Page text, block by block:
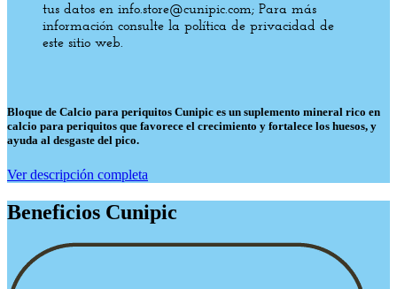
tus datos en info.store@cunipic.com; Para más
información consulte la política de privacidad de
este sitio web.
Bloque de Calcio para periquitos Cunipic es un suplemento mineral rico en
calcio para periquitos que favorece el crecimiento y fortalece los huesos, y
ayuda al desgaste del pico.
Ver descripción completa
Beneficios Cunipic